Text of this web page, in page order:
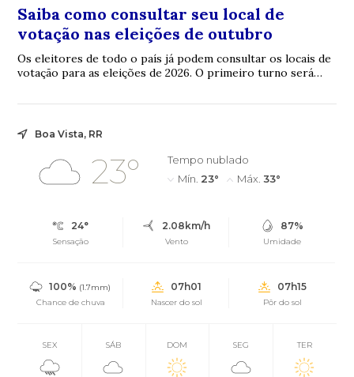
Saiba como consultar seu local de
votação nas eleições de outubro
Os eleitores de todo o país já podem consultar os locais de
votação para as eleições de 2026. O primeiro turno será
Boa Vista, RR
23°
Tempo nublado
Mín. 23° Máx. 33°
24°
Sensação
2.08km/h
Vento
87%
Umidade
100% (1.7mm)
Chance de chuva
07h01
Nascer do sol
07h15
Pôr do sol
SEX SÁB DOM SEG TER